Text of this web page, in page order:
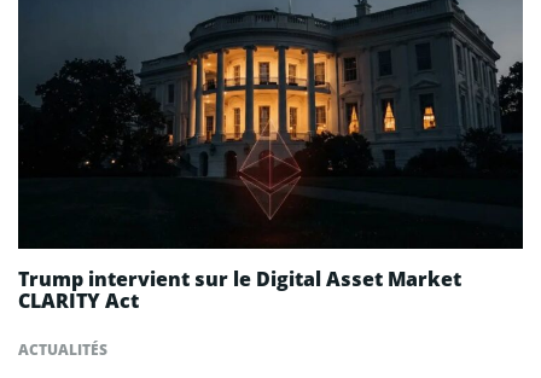
ACTUALITÉS
Trump intervient sur le Digital Asset Market
CLARITY Act